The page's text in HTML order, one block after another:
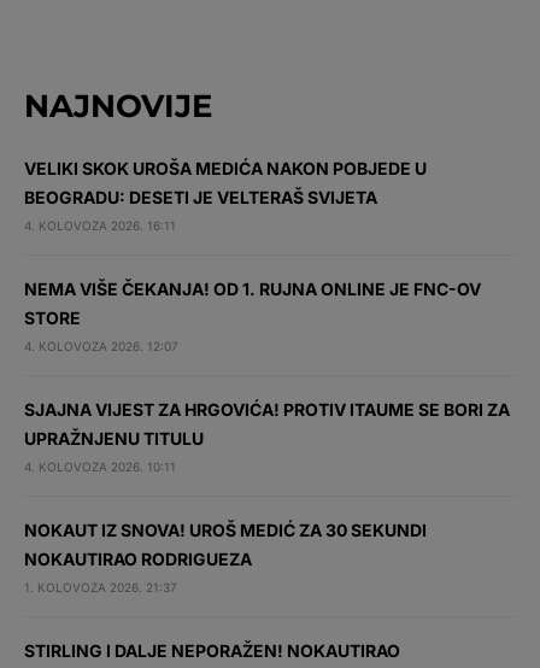
NAJNOVIJE
VELIKI SKOK UROŠA MEDIĆA NAKON POBJEDE U
BEOGRADU: DESETI JE VELTERAŠ SVIJETA
4. KOLOVOZA 2026. 16:11
NEMA VIŠE ČEKANJA! OD 1. RUJNA ONLINE JE FNC-OV
STORE
4. KOLOVOZA 2026. 12:07
SJAJNA VIJEST ZA HRGOVIĆA! PROTIV ITAUME SE BORI ZA
UPRAŽNJENU TITULU
4. KOLOVOZA 2026. 10:11
NOKAUT IZ SNOVA! UROŠ MEDIĆ ZA 30 SEKUNDI
NOKAUTIRAO RODRIGUEZA
1. KOLOVOZA 2026. 21:37
STIRLING I DALJE NEPORAŽEN! NOKAUTIRAO